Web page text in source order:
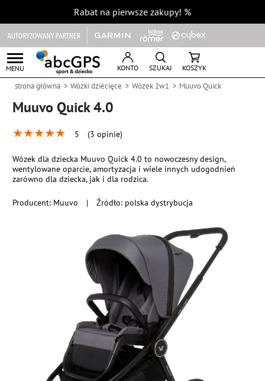
Rabat na pierwsze zakupy! %
MENU KONTO SZUKAJ KOSZYK
strona główna Wózki dziecięce Wózek 2w1 Muuvo Quick
Muuvo Quick 4.0
★★★★★ 5 (3 opinie)
Producent: Muuvo | Źródło: polska dystrybucja
Wózek dla dziecka Muuvo Quick 4.0 to nowoczesny design,
wentylowane oparcie, amortyzacja i wiele innych udogodnień
zarówno dla dziecka, jak i dla rodzica.